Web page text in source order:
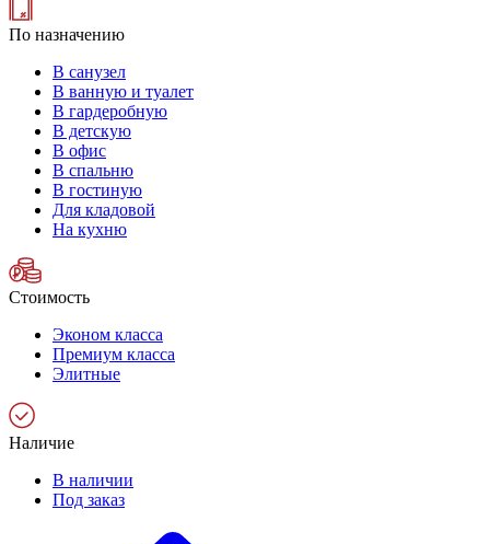
По назначению
В санузел
В ванную и туалет
В гардеробную
В детскую
В офис
В спальню
В гостиную
Для кладовой
На кухню
Стоимость
Эконом класса
Премиум класса
Элитные
Наличие
В наличии
Под заказ